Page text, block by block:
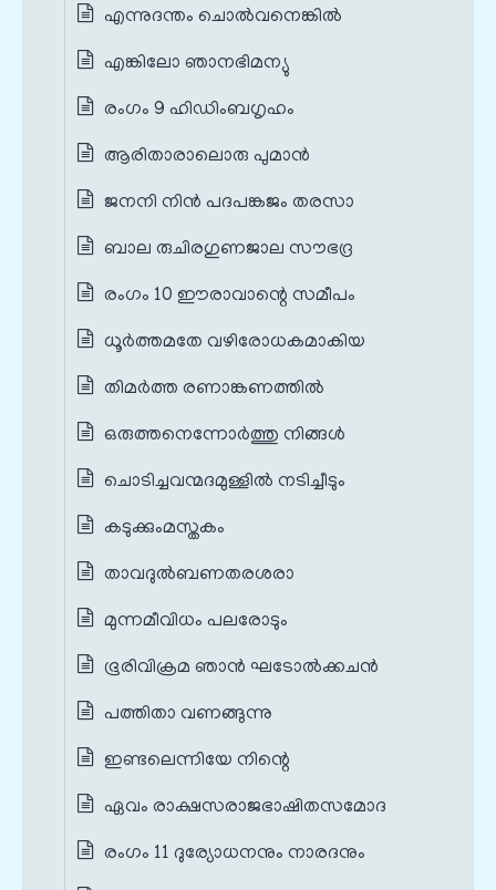
എന്നുദന്തം ചൊൽവനെങ്കിൽ
എങ്കിലോ ഞാനഭിമന്യു
രംഗം 9 ഹിഡിംബഗൃഹം
ആരിതാരാലൊരു പുമാൻ
ജനനി നിൻ പദപങ്കജം തരസാ
ബാല രുചിരഗുണജാല സൗഭദ്ര
രംഗം 10 ഈരാവാന്റെ സമീപം
ധൂർത്തമതേ വഴിരോധകമാകിയ
തിമർത്ത രണാങ്കണത്തിൽ
ഒരുത്തനെന്നോർത്തു നിങ്ങൾ
ചൊടിച്ചവന്മദമുള്ളിൽ നടിച്ചീടും
കടുക്കും‌മസ്തകം
താവദുൽബണതരശരാ
മുന്നമീവിധം പലരോടും
ഭൂരിവിക്രമ ഞാൻ ഘടോൽക്കചൻ
പത്തിതാ വണങ്ങുന്നു
ഇണ്ടലെന്നിയേ നിന്റെ
ഏവം രാക്ഷസരാജഭാഷിതസമോദ
രംഗം 11 ദുര്യോധനനും നാരദനും